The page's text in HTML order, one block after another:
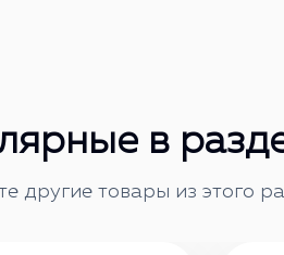
в
другие товары из этого